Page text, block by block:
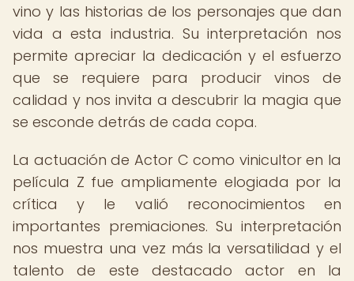
vino y las historias de los personajes que dan
vida a esta industria. Su interpretación nos
permite apreciar la dedicación y el esfuerzo
que se requiere para producir vinos de
calidad y nos invita a descubrir la magia que
se esconde detrás de cada copa.
La actuación de Actor C como vinicultor en la
película Z fue ampliamente elogiada por la
crítica y le valió reconocimientos en
importantes premiaciones. Su interpretación
nos muestra una vez más la versatilidad y el
talento de este destacado actor en la